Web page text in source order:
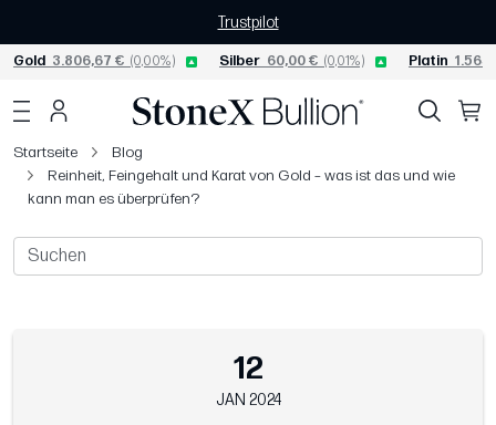
Trustpilot
Gold 3.806,67 € (0,00%) Silber 60,00 € (0,01%) Platin
Startseite
Blog
Reinheit, Feingehalt und Karat von Gold – was ist das und wie
kann man es überprüfen?
12
JAN 2024